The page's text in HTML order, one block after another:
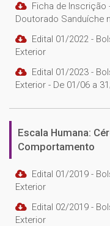
Ficha de Inscrição
Doutorado Sanduíche
Edital 01/2022 -
Exterior
Edital 01/2023 -
Exterior - De 01/06 a
Escala Humana:
Comportamento
Edital 01/2019 -
Exterior
Edital 02/2019 -
Exterior